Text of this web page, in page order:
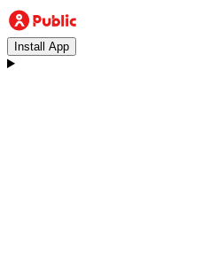
Install App